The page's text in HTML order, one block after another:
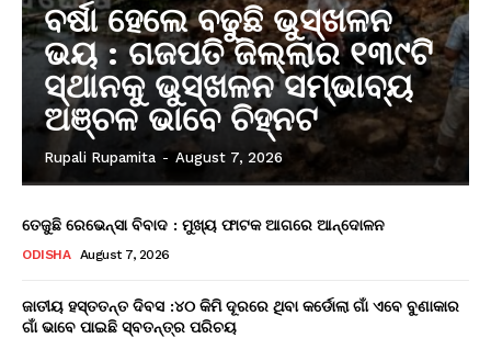
ବର୍ଷା ହେଲେ ବଢୁଛି ଭୁସ୍ଖଳନ
ଭୟ : ଗଜପତି ଜିଲ୍ଲାର ୧୩୯ଟି
ସ୍ଥାନକୁ ଭୁସ୍ଖଳନ ସମ୍ଭାବ୍ୟ
ଅଞ୍ଚଳ ଭାବେ ଚିହ୍ନଟ
Rupali Rupamita - August 7, 2026
ତେଜୁଛି ରେଭେନ୍ସା ବିବାଦ : ମୁଖ୍ୟ ଫାଟକ ଆଗରେ ଆନ୍ଦୋଳନ
ODISHA August 7, 2026
ଜାତୀୟ ହସ୍ତତନ୍ତ ଦିବସ :୪୦ କିମି ଦୂରରେ ଥିବା କର୍ଡୋଲା ଗାଁ ଏବେ ବୁଣାକାର
ଗାଁ ଭାବେ ପାଇଛି ସ୍ବତନ୍ତ୍ର ପରିଚୟ